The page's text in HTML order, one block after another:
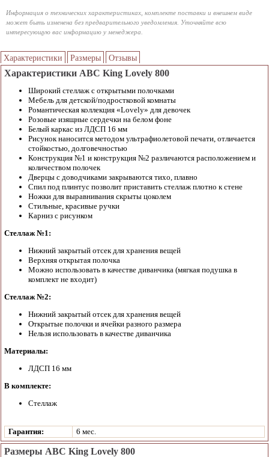
Информация о технических характеристиках, комплекте поставки и внешнем виде
может быть изменена без предварительного уведомления. Уточняйте всю
интересующую вас информацию у менеджера.
Характеристики Размеры Отзывы
Характеристики ABC King Lovely 800
Широкий стеллаж с открытыми полочками
Мебель для детской/подростковой комнаты
Романтическая коллекция «Lovely» для девочек
Розовые изящные сердечки на белом фоне
Белый каркас из ЛДСП 16 мм
Рисунок наносится методом ультрафиолетовой печати, отличается
стойкостью, долговечностью
Конструкция №1 и конструкция №2 различаются расположением и
количеством полочек
Дверцы с доводчиками закрываются тихо, плавно
Спил под плинтус позволит приставить стеллаж плотно к стене
Ножки для выравнивания скрыты цоколем
Стильные, красивые ручки
Карниз с рисунком
Стеллаж №1:
Нижний закрытый отсек для хранения вещей
Верхняя открытая полочка
Можно использовать в качестве диванчика (мягкая подушка в
комплект не входит)
Стеллаж №2:
Нижний закрытый отсек для хранения вещей
Открытые полочки и ячейки разного размера
Нельзя использовать в качестве диванчика
Материалы:
ЛДСП 16 мм
В комплекте:
Стеллаж
Гарантия: 6 мес.
Размеры ABC King Lovely 800